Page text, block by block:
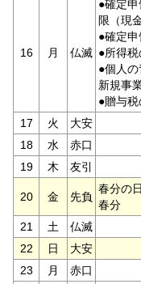
16 月 仏滅
●確定
限（現
●確定
●所得
●個人
新規事
●贈与
17
火
大安
18
水
赤口
19
木 友引
20 金 先負
春分の日
春分
21
土
仏滅
22
日
大安
23
月
赤口